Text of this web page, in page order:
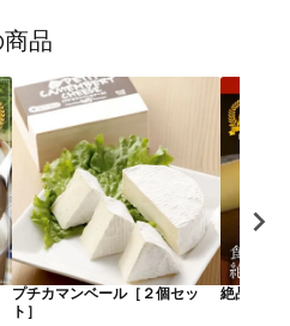
品
プチカマンベール［２個セッ
ト］
絶品チー